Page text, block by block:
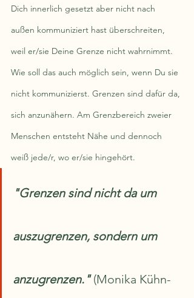
Dich innerlich gesetzt aber nicht nach
außen kommuniziert hast überschreiten,
weil er/sie Deine Grenze nicht wahrnimmt.
Wie soll das auch möglich sein, wenn Du sie
nicht kommunizierst. Grenzen sind dafür da,
sich anzunähern. Am Grenzbereich zweier
Menschen entsteht Nähe und dennoch
weiß jede/r, wo er/sie hingehört.
"Grenzen sind nicht da um
auszugrenzen, sondern um
anzugrenzen." (Monika Kühn-